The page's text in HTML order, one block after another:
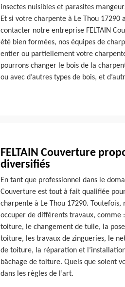
insectes nuisibles et parasites
Et si votre charpente à Le Thou 17290
contacter notre entreprise FELTAIN
été bien formées, nos équipes de
entier ou partiellement votre
pourrons changer le bois de la
ou avec d’autres types de bois, et
FELTAIN Couverture
diversifiés
En tant que professionnel dans le
Couverture est tout à fait qualifiée
charpente à Le Thou 17290. Toutefois,
occuper de différents travaux, comme
toiture, le changement de tuile, la
toiture, les travaux de zingueries, le
de toiture, la réparation et
bâchage de toiture. Quels que soient
dans les règles de l’art.